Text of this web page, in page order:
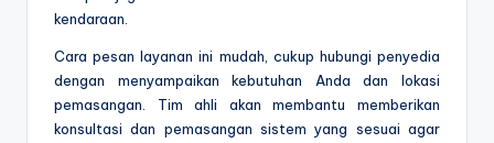
kendaraan.
Cara pesan layanan ini mudah, cukup hubungi penyedia
dengan menyampaikan kebutuhan Anda dan lokasi
pemasangan. Tim ahli akan membantu memberikan
konsultasi dan pemasangan sistem yang sesuai agar